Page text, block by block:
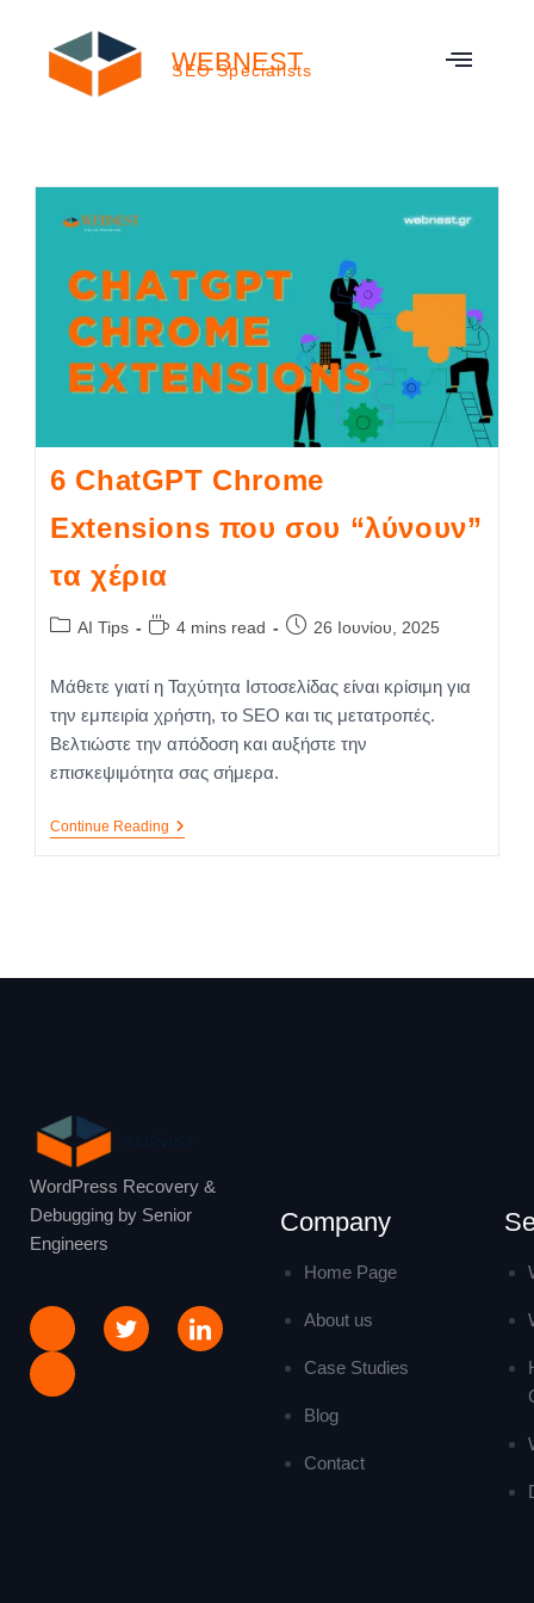
WEBNEST
SEO Specialists
6 ChatGPT Chrome
Extensions που σου “λύνουν”
τα χέρια
AI Tips 4 mins read 26 Ιουνίου, 2025
Μάθετε γιατί η Ταχύτητα Ιστοσελίδας είναι κρίσιμη για
την εμπειρία χρήστη, το SEO και τις μετατροπές.
Βελτιώστε την απόδοση και αυξήστε την
επισκεψιμότητα σας σήμερα.
Continue Reading
WordPress Recovery &
Debugging by Senior
Engineers
Company
Home Page
About us
Case Studies
Blog
Contact